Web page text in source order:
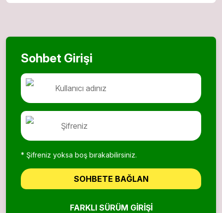
Sohbet Girişi
* Şifreniz yoksa boş bırakabilirsiniz.
SOHBETE BAĞLAN
FARKLI SÜRÜM GIRIŞI